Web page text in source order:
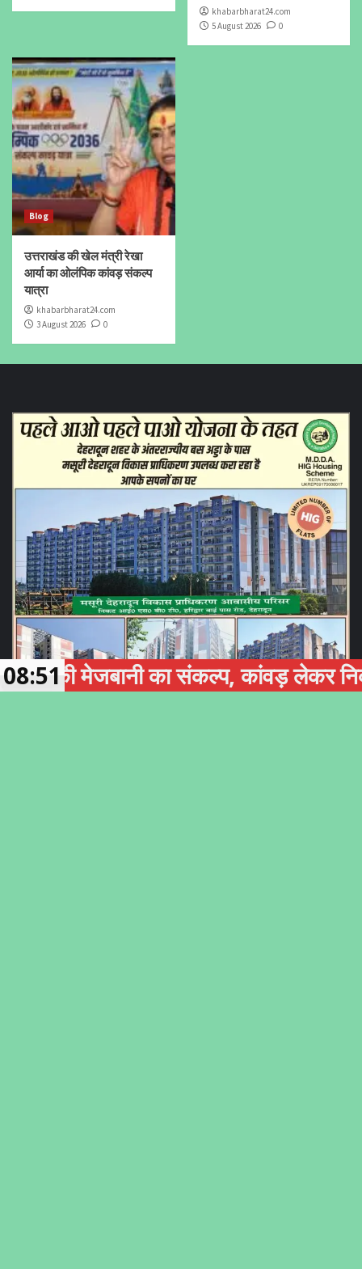
khabarbharat24.com
5 August 2026
0
Blog
उत्तराखंड की खेल मंत्री रेखा
आर्या का ओलंपिक कांवड़ संकल्प
यात्रा
khabarbharat24.com
3 August 2026
0
मेजबानी का संकल्प, कांवड़ लेकर निकलीं
08:51